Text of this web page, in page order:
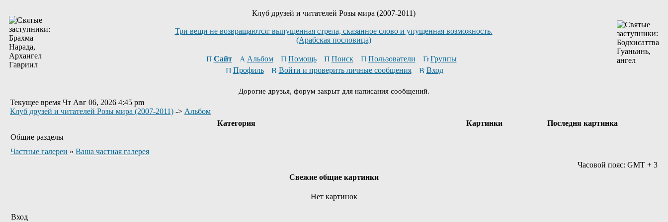
Клуб друзей и читателей Розы мира (2007-2011)
Три вещи не возвращаются: выпущенная стрела, сказанное слово и упущенная возможность.
(Арабская пословица)
Сайт Альбом Помощь Поиск Пользователи
Группы
Профиль
Войти и проверить личные сообщения Вход
Дорогие друзья, форум закрыт для написания сообщений.
Текущее время Чт Авг 06, 2026 4:45 pm
Клуб друзей и читателей Розы мира (2007-2011) -> Альбом
Категория
Картинки
Последня картинка
Общие разделы
Частные галереи » Ваша частная галерея
Часовой пояс: GMT + 3
Свежие общие картинки
Нет картинок
Вход